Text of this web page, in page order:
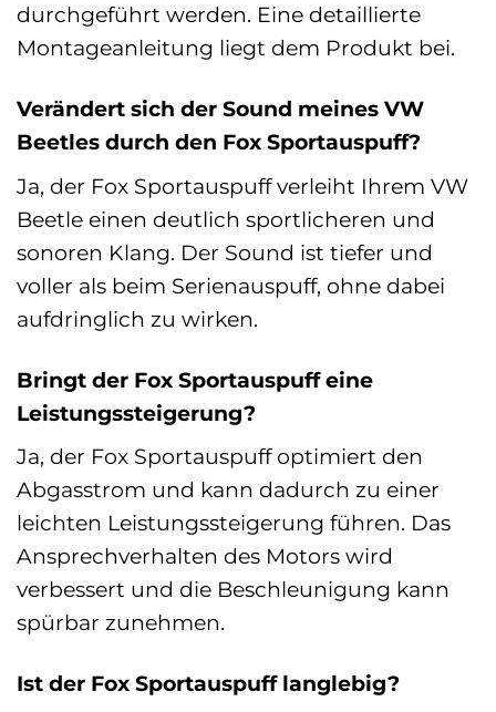
durchgeführt werden. Eine detaillierte
Montageanleitung liegt dem Produkt bei.
Verändert sich der Sound meines VW
Beetles durch den Fox Sportauspuff?
Ja, der Fox Sportauspuff verleiht Ihrem VW
Beetle einen deutlich sportlicheren und
sonoren Klang. Der Sound ist tiefer und
voller als beim Serienauspuff, ohne dabei
aufdringlich zu wirken.
Bringt der Fox Sportauspuff eine
Leistungssteigerung?
Ja, der Fox Sportauspuff optimiert den
Abgasstrom und kann dadurch zu einer
leichten Leistungssteigerung führen. Das
Ansprechverhalten des Motors wird
verbessert und die Beschleunigung kann
spürbar zunehmen.
Ist der Fox Sportauspuff langlebig?